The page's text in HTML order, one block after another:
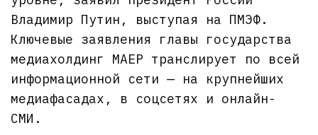
Владимир Путин, выступая на ПМЭФ.
Ключевые заявления главы государства
медиахолдинг МАЕР транслирует по всей
информационной сети — на крупнейших
медиафасадах, в соцсетях и онлайн-
СМИ.